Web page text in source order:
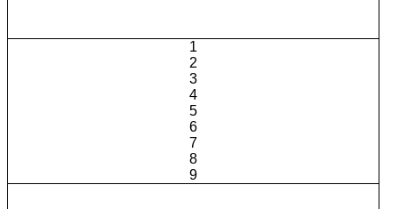
1
2
3
4
5
6
7
8
9